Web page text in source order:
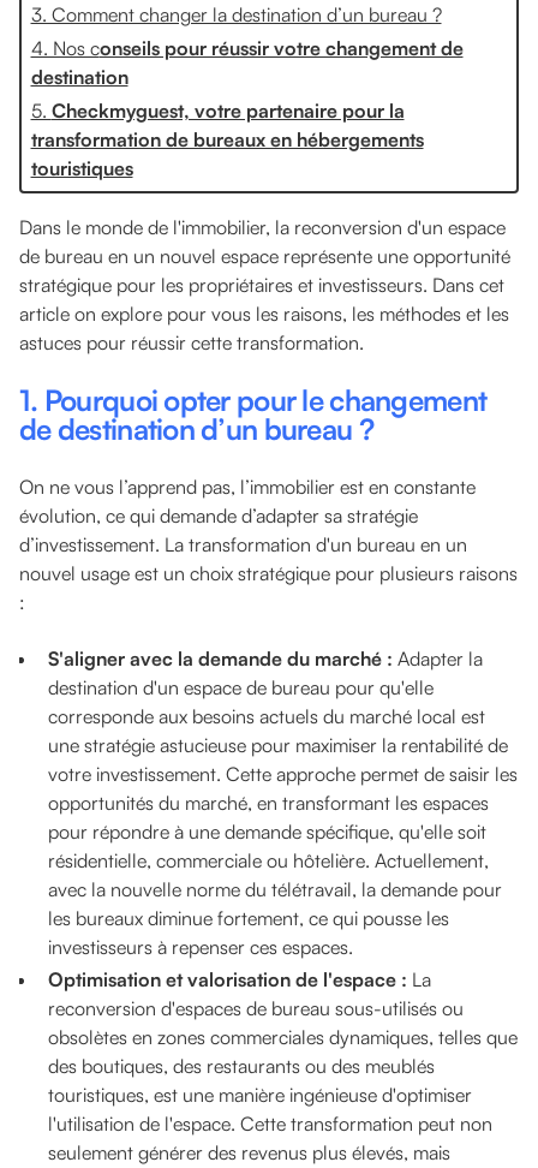
3. Comment changer la destination d’un bureau ?
4. Nos conseils pour réussir votre changement de
destination
5. Checkmyguest, votre partenaire pour la
transformation de bureaux en hébergements
touristiques
Dans le monde de l'immobilier, la reconversion d'un espace
de bureau en un nouvel espace représente une opportunité
stratégique pour les propriétaires et investisseurs. Dans cet
article on explore pour vous les raisons, les méthodes et les
astuces pour réussir cette transformation.
1. Pourquoi opter pour le changement
de destination d’un bureau ?
On ne vous l’apprend pas, l’immobilier est en constante
évolution, ce qui demande d’adapter sa stratégie
d’investissement. La transformation d'un bureau en un
nouvel usage est un choix stratégique pour plusieurs raisons
:
S'aligner avec la demande du marché : Adapter la
destination d'un espace de bureau pour qu'elle
corresponde aux besoins actuels du marché local est
une stratégie astucieuse pour maximiser la rentabilité de
votre investissement. Cette approche permet de saisir les
opportunités du marché, en transformant les espaces
pour répondre à une demande spécifique, qu'elle soit
résidentielle, commerciale ou hôtelière. Actuellement,
avec la nouvelle norme du télétravail, la demande pour
les bureaux diminue fortement, ce qui pousse les
investisseurs à repenser ces espaces.
Optimisation et valorisation de l'espace : La
reconversion d'espaces de bureau sous-utilisés ou
obsolètes en zones commerciales dynamiques, telles que
des boutiques, des restaurants ou des meublés
touristiques, est une manière ingénieuse d'optimiser
l'utilisation de l'espace. Cette transformation peut non
seulement générer des revenus plus élevés, mais